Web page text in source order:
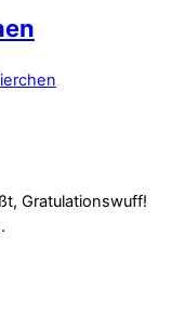
Gratulationswuff!